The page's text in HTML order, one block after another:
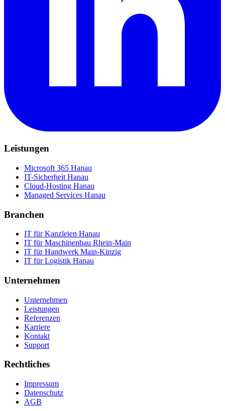
Leistungen
Microsoft 365 Hanau
IT-Sicherheit Hanau
Cloud-Hosting Hanau
Managed Services Hanau
Branchen
IT für Kanzleien Hanau
IT für Maschinenbau Rhein-Main
IT für Handwerk Main-Kinzig
IT für Logistik Hanau
Unternehmen
Unternehmen
Leistungen
Referenzen
Karriere
Kontakt
Support
Rechtliches
Impressum
Datenschutz
AGB